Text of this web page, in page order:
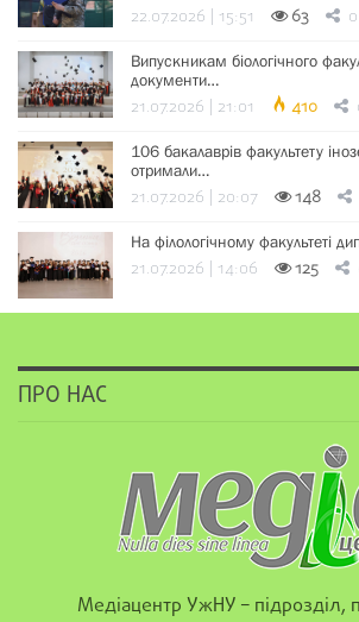
22.07.2026 | 15:51 63 0
Випускникам біологічного
документи…
21.07.2026 | 21:01 410
106 бакалаврів факультету
отримали…
21.07.2026 | 20:07 148
На філологічному факультеті
21.07.2026 | 14:06 125
ПРО НАС
Медіацентр УжНУ – підрозділ,